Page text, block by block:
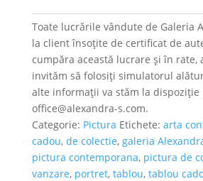
Toate lucrările vândute de Galeria
la client însoțite de certificat de
cumpăra această lucrare și în rate,
invităm să folosiți simulatorul
alte informații va stăm la dispoziție
office@alexandra-s.com.
Categorie: Pictura Etichete: arta
cadou, de colectie, galeria
pictura contemporana, pictura de
vanzare, portret, tablou, tablou